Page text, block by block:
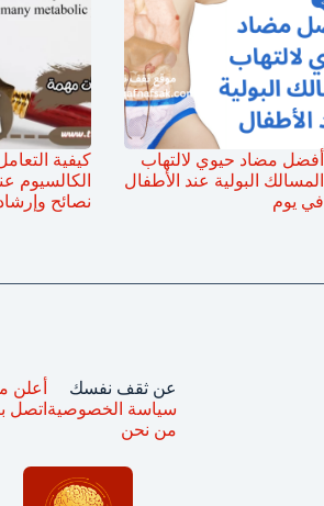
أفضل مضاد حيوي لالتهاب
المسالك البولية عند الأطفال
في يوم
كيفية
الكالسيوم
نصائح
عن ثقف نفسك
سياسة الخصوصية
من نحن
أعلن
اتصل